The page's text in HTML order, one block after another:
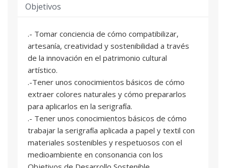
Objetivos
.- Tomar conciencia de cómo compatibilizar,
artesanía, creatividad y sostenibilidad a través
de la innovación en el patrimonio cultural
artístico.
.-Tener unos conocimientos básicos de cómo
extraer colores naturales y cómo prepararlos
para aplicarlos en la serigrafía.
.- Tener unos conocimientos básicos de cómo
trabajar la serigrafía aplicada a papel y textil con
materiales sostenibles y respetuosos con el
medioambiente en consonancia con los